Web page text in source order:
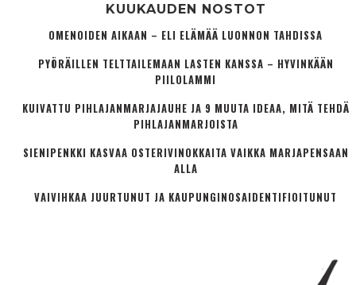
KUUKAUDEN NOSTOT
OMENOIDEN AIKAAN – ELI ELÄMÄÄ LUONNON TAHDISSA
PYÖRÄILLEN TELTTAILEMAAN LASTEN KANSSA – HYVINKÄÄN
PIILOLAMMI
KUIVATTU PIHLAJANMARJAJAUHE JA 9 MUUTA IDEAA, MITÄ TEHDÄ
PIHLAJANMARJOISTA
SIENIPENKKI KASVAA OSTERIVINOKKAITA VAIKKA MARJAPENSAAN
ALLA
VAIVIHKAA JUURTUNUT JA KAUPUNGINOSA­IDENTIFIOITUNUT